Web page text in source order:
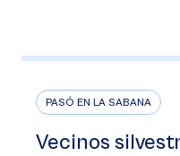
PASÓ EN LA SABANA
Vecinos